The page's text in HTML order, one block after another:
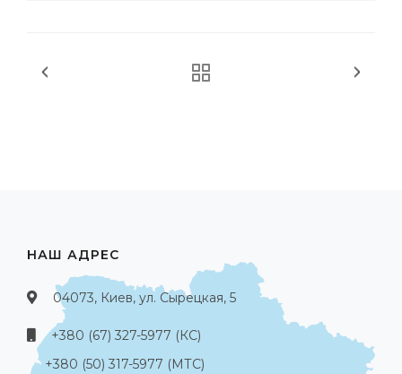
НАШ АДРЕС
04073, Киев, ул. Сырецкая, 5
+380 (67) 327-5977 (КС)
+380 (50) 317-5977 (МТС)